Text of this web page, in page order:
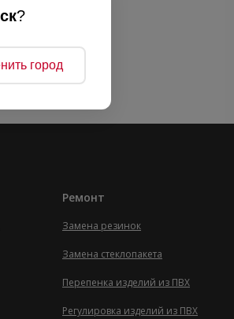
?
город
Ремонт
Замена резинок
Замена стеклопакета
Перепенка изделий из ПВХ
Регулировка изделий из ПВХ